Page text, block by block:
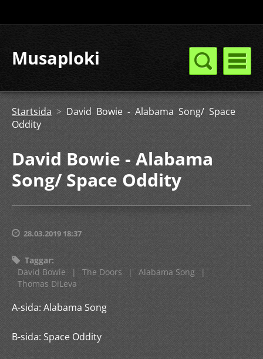
Musaploki
Startsida > David Bowie - Alabama Song/ Space
Oddity
David Bowie - Alabama
Song/ Space Oddity
28.03.2019 18:37
Taggar:
David Bowie | The Doors | Alabama Song
|
Thomas DiLeva
A-sida: Alabama Song
B-sida: Space Oddity